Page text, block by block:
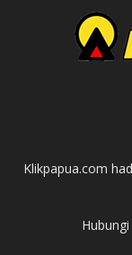
Klikpapua.com